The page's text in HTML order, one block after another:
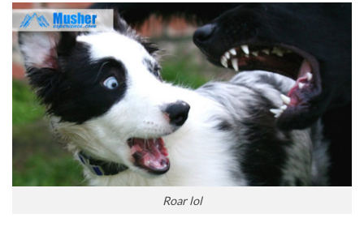
Roar lol